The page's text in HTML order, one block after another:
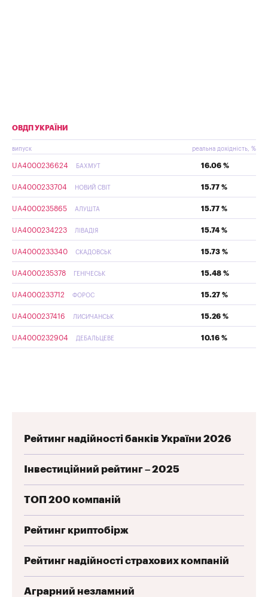
ОВДП УКРАЇНИ
випуск реальна дохідність, %
UA4000236624 БАХМУТ 16.06 %
UA4000233704 НОВИЙ СВІТ 15.77 %
UA4000235865 АЛУШТА 15.77 %
UA4000234223 ЛІВАДІЯ 15.74 %
UA4000233340 СКАДОВСЬК 15.73 %
UA4000235378 ГЕНІЧЕСЬК 15.48 %
UA4000233712 ФОРОС 15.27 %
UA4000237416 ЛИСИЧАНСЬК 15.26 %
UA4000232904 ДЕБАЛЬЦЕВЕ 10.16 %
Рейтинг надійності банків України 2026
Інвестиційний рейтинг – 2025
ТОП 200 компаній
Рейтинг криптобірж
Рейтинг надійності страхових компаній
Аграрний незламний